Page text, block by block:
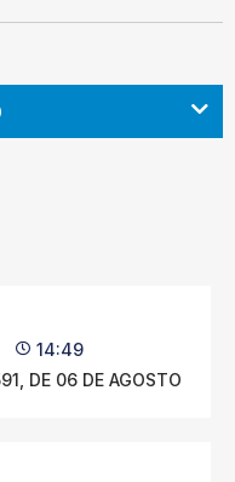
14:49
DE 06 DE AGOSTO